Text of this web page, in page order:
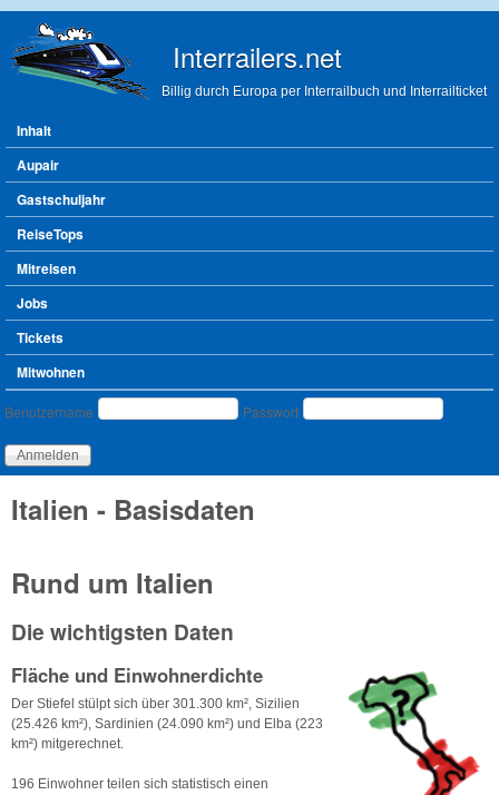
Interrailers.net
Billig durch Europa per Interrailbuch und Interrailticket
Hauptmenü
Inhalt
Aupair
Gastschuljahr
ReiseTops
Mitreisen
Jobs
Tickets
Mitwohnen
Benutzeranmeldung
Benutzername Passwort
Italien - Basisdaten
Rund um Italien
Die wichtigsten Daten
Fläche und Einwohnerdichte
Der Stiefel stülpt sich über 301.300 km², Sizilien
(25.426 km²), Sardinien (24.090 km²) und Elba (223
km²) mitgerechnet.
196 Einwohner teilen sich statistisch einen